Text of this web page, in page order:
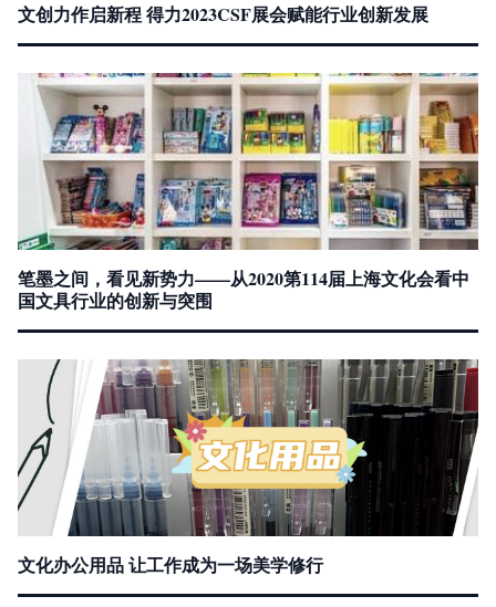
文创力作启新程 得力2023CSF展会赋能行业创新发展
笔墨之间，看见新势力——从2020第114届上海文化会看中
国文具行业的创新与突围
文化办公用品 让工作成为一场美学修行